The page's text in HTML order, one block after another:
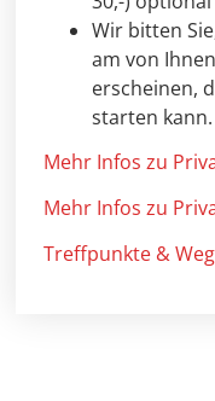
Wir bitten
am von Ihnen
erscheinen,
starten kann.
Mehr Infos zu
Mehr Infos zu
Treffpunkte &